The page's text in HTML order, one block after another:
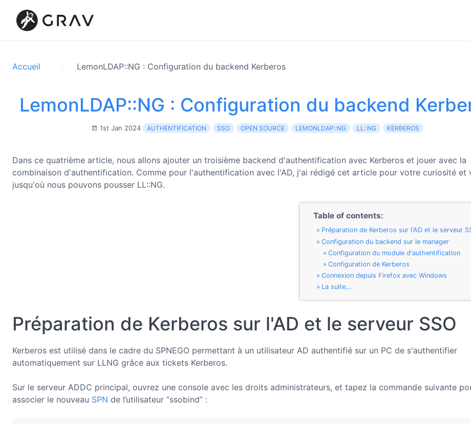
Accueil LemonLDAP::NG : Configuration du backend Kerberos
LemonLDAP::NG : Configuration du backend
1st Jan 2024 AUTHENTIFICATION SSO OPEN SOURCE LEMONLDAP::NG LL::NG KERBEROS
Dans ce quatrième article, nous allons ajouter un troisième backend d'authentification avec Kerberos et jouer avec la
combinaison d'authentification. Comme pour l'authentification avec l'AD, j'ai rédigé cet article pour votre curiosité et
jusqu'où nous pouvons pousser LL::NG.
Table of contents:
Préparation de Kerberos sur l'AD et le serveur
Configuration du backend sur le manager
Configuration du module d'authentification
Configuration de Kerberos
Connexion depuis Firefox avec Windows
La suite...
Préparation de Kerberos sur l'AD et le serveur SSO
Kerberos est utilisé dans le cadre du SPNEGO permettant à un utilisateur AD authentifié sur un PC de s'authentifier
automatiquement sur LLNG grâce aux tickets Kerberos.
Sur le serveur ADDC principal, ouvrez une console avec les droits administrateurs, et tapez la commande suivante
associer le nouveau SPN de l’utilisateur “ssobind” :